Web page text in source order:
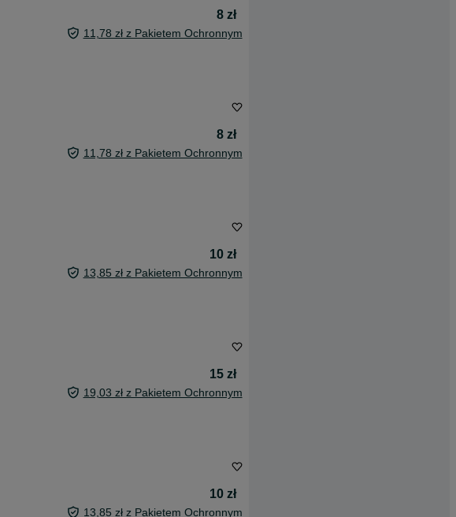
8 zł
11,78 zł z Pakietem Ochronnym
8 zł
11,78 zł z Pakietem Ochronnym
10 zł
13,85 zł z Pakietem Ochronnym
15 zł
19,03 zł z Pakietem Ochronnym
10 zł
13,85 zł z Pakietem Ochronnym